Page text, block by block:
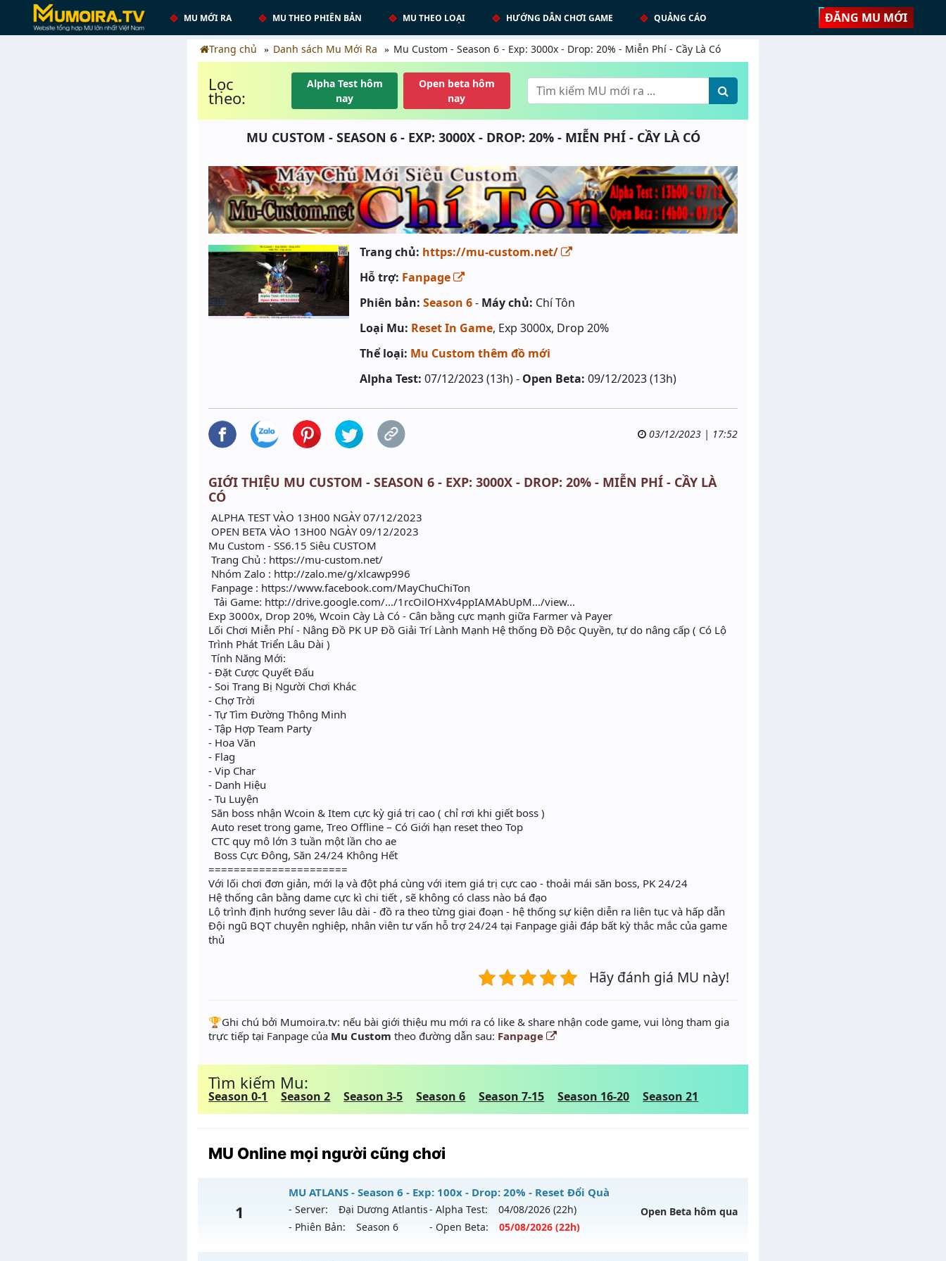
MU MỚI RA MU THEO PHIÊN BẢN MU THEO LOẠI HƯỚNG DẪN CHƠI GAME QUẢNG CÁO ĐĂNG MU MỚI
Trang chủ Danh sách Mu Mới Ra Mu Custom - Season 6 - Exp: 3000x - Drop: 20% - Miễn Phí - Cầy Là Có
Lọc
theo:
Alpha Test hôm
nay
Open beta hôm
nay
MU CUSTOM - SEASON 6 - EXP: 3000X - DROP: 20% - MIỄN PHÍ - CẦY LÀ CÓ
Trang chủ: https://mu-custom.net/
Hỗ trợ: Fanpage
Phiên bản: Season 6- Máy chủ: Chí Tôn
Loại Mu: Reset In Game, Exp 3000x, Drop 20%
Thể loại: Mu Custom thêm đồ mới
Alpha Test: 07/12/2023 (13h) - Open Beta: 09/12/2023 (13h)
03/12/2023 | 17:52
GIỚI THIỆU MU CUSTOM - SEASON 6 - EXP: 3000X - DROP: 20% - MIỄN PHÍ - CẦY LÀ
CÓ
ALPHA TEST VÀO 13H00 NGÀY 07/12/2023
OPEN BETA VÀO 13H00 NGÀY 09/12/2023
Mu Custom - SS6.15 Siêu CUSTOM
Trang Chủ : https://mu-custom.net/
Nhóm Zalo : http://zalo.me/g/xlcawp996
Fanpage : https://www.facebook.com/MayChuChiTon
Tải Game: http://drive.google.com/.../1rcOilOHXv4ppIAMAbUpM.../view...
Exp 3000x, Drop 20%, Wcoin Cày Là Có - Cân bằng cực mạnh giữa Farmer và Payer
Lối Chơi Miễn Phí - Nâng Đồ PK UP Đồ Giải Trí Lành Mạnh Hệ thống Đồ Độc Quyền, tự do nâng cấp ( Có Lộ
Trình Phát Triển Lâu Dài )
Tính Năng Mới:
- Đặt Cược Quyết Đấu
- Soi Trang Bị Người Chơi Khác
- Chợ Trời
- Tự Tìm Đường Thông Minh
- Tập Hợp Team Party
- Hoa Văn
- Flag
- Vip Char
- Danh Hiệu
- Tu Luyện
Săn boss nhận Wcoin & Item cực kỳ giá trị cao ( chỉ rơi khi giết boss )
Auto reset trong game, Treo Offline – Có Giới hạn reset theo Top
CTC quy mô lớn 3 tuần một lần cho ae
️ Boss Cực Đông, Săn 24/24 Không Hết
======================
Với lối chơi đơn giản, mới lạ và đột phá cùng với item giá trị cực cao - thoải mái săn boss, PK 24/24
Hệ thống cân bằng dame cực kì chi tiết , sẽ không có class nào bá đạo
Lộ trình định hướng sever lâu dài - đồ ra theo từng giai đoạn - hệ thống sự kiện diễn ra liên tục và hấp dẫn
Đội ngũ BQT chuyên nghiệp, nhân viên tư vấn hỗ trợ 24/24 tại Fanpage giải đáp bất kỳ thắc mắc của game
thủ
Hãy đánh giá MU này!
️🏆Ghi chú bởi Mumoira.tv: nếu bài giới thiệu mu mới ra có like & share nhận code game, vui lòng tham gia
trực tiếp tại Fanpage của Mu Custom theo đường dẫn sau: Fanpage
Tìm kiếm Mu:
Season 0-1 Season 2 Season 3-5 Season 6 Season 7-15 Season 16-20 Season 21
MU Online mọi người cũng chơi
1
MU ATLANS - Season 6 - Exp: 100x - Drop: 20% - Reset Đổi Quà
- Server: Đại Dương Atlantis- Alpha Test: 04/08/2026 (22h)
- Phiên Bản:
Season 6 - Open Beta: 05/08/2026 (22h)
Open Beta hôm qua